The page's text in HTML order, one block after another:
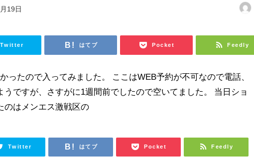
19日
Twitter はてブ Pocket Feedly
ったので入ってみました。 ここはWEB予約が不可なので電話、
うですが、さすがに1週間前でしたので空いてました。 当日ショ
のはメンエス激戦区の
Twitter はてブ Pocket Feedly